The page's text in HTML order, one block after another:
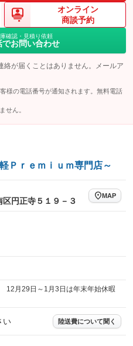
Bluetooth接続
：装備なし
クリーンディーゼル
：装備なし
ポータブルナビ
：装備なし
ETC
：装備あり
：装備あり
：装備あり
シートヒーター
：装備なし
フロントカメラ
：装備なし
オンライン
商談予約
確認・見積り依頼
でお問い合わせ
絡が届くことはありません。メールア
様の電話番号が通知されます。無料電話
せん。
Ｐｒｅｍｉｕｍ専門店～
円正寺５１９－３
MAP
12月29日～1月3日は年末年始休暇
い 陸送費について聞く